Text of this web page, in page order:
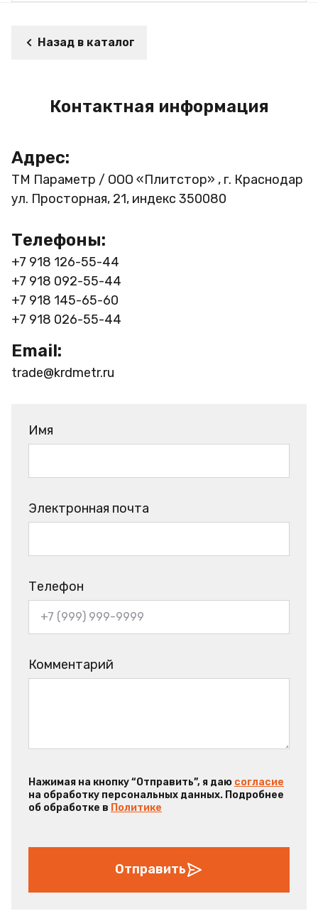
Назад в каталог
Контактная информация
Адрес:
ТМ Параметр / ООО «Плитстор» , г. Краснодар
ул. Просторная, 21, индекс 350080
Телефоны:
+7 918 126-55-44
+7 918 092-55-44
+7 918 145-65-60
+7 918 026-55-44
Email:
trade@krdmetr.ru
Имя
Электронная почта
Телефон
Комментарий
Нажимая на кнопку “Отправить”, я даю согласие
на обработку персональных данных. Подробнее
об обработке в Политике
Отправить